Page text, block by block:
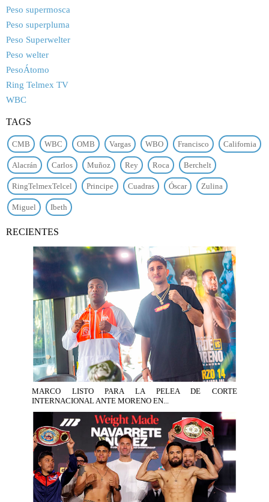
Peso supermosca
Peso superpluma
Peso Superwelter
Peso welter
PesoÁtomo
Ring Telmex TV
WBC
TAGS
CMB WBC OMB Vargas WBO Francisco California
Alacrán Carlos Muñoz Rey Roca Berchelt
RingTelmexTelcel Principe Cuadras Óscar Zulina
Miguel Ibeth
RECIENTES
MARCO LISTO PARA LA PELEA DE CORTE
INTERNACIONAL ANTE MORENO EN...